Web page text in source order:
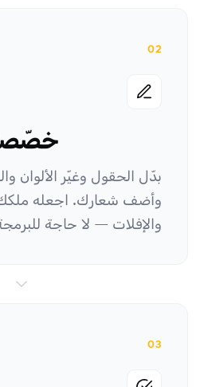
02
بدّل الحقول وغيّر
وأضف شعارك. اجعله
والإفلات — لا حاجة
03